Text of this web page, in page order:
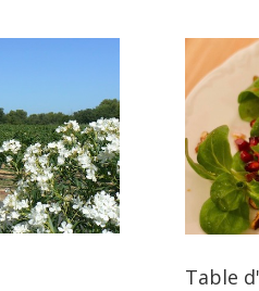
Table